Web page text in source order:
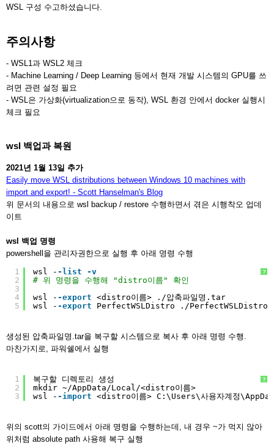
WSL 구성 수고하셨습니다.
주의사항
- WSL1과 WSL2 체크
- Machine Learning / Deep Learning 등에서 현재 개발 시스템의 GPU를 쓰
려면 관련 설정 필요
- WSL은 가상화(virtualization으로 동작), WSL 환경 안에서 docker 실행시
체크 필요
wsl 백업과 복원
2021년 1월 13일 추가
Easily move WSL distributions between Windows 10 machines with
import and export! - Scott Hanselman's Blog
위 문서의 내용으로 wsl backup / restore 수행하면서 겪은 시행착오 업데
이트
wsl 백업 명령
powershell을 관리자권한으로 실행 후 아래 명령 수행
?
1
2
3
4
5
wsl - -list
-v
# 위 명령을 수행해 "distro이름" 확인
wsl - -export <distro이름> ./압축파일명.tar
wsl - -export PerfectWSLDistro ./
생성된 압축파일명.tar을 복구할 시스템으로 복사 후 아래 명령 수행.
마찬가지로, 파워쉘에서 실행
?
1
2
3
복구할 디렉토리 생성
mkdir ~/AppData/Local/<distro이름>
wsl - -import <distro이름> C:\Users\사용자계정
위의 scott의 가이드에서 아래 명령을 수행하는데, 내 경우 ~가 먹지 않아
위처럼 absolute path 사용해 복구 실행